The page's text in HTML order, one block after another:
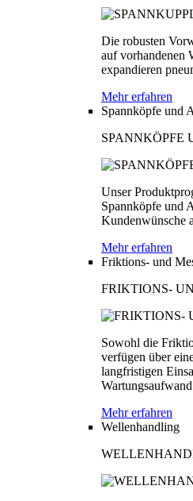
Die robusten
auf vorhandenen
expandieren
Mehr erfahren
Spannköpfe und
SPANNKÖPFE
Unser
Spannköpfe und
Kundenwünsche
Mehr erfahren
Friktions- und
FRIKTIONS-
Sowohl die
verfügen über
langfristigen
Mehr erfahren
Wellenhandling